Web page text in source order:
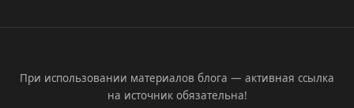
При использовании материалов блога — активная ссылка
на источник обязательна!